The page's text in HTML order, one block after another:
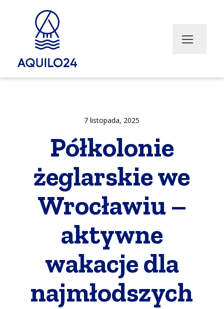
7 listopada, 2025
Półkolonie
żeglarskie we
Wrocławiu –
aktywne
wakacje dla
najmłodszych